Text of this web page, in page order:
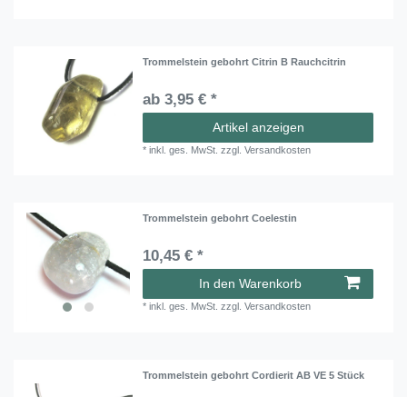
Trommelstein gebohrt Citrin B Rauchcitrin
ab 3,95 € *
Artikel anzeigen
*inkl. ges. MwSt. zzgl.Versandkosten
Trommelstein gebohrt Coelestin
10,45 € *
In den Warenkorb
*inkl. ges. MwSt. zzgl.Versandkosten
Trommelstein gebohrt Cordierit AB VE 5 Stück